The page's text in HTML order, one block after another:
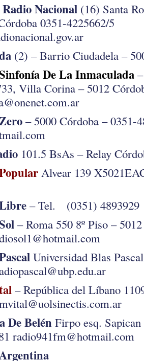
Nacional (16) Santa
0351-4225662/5
(2) – Barrio Ciudadela –
De La Inmaculada
Villa Corina – 5012
– 5000 Córdoba – 0351-
101.5 BsAs – Relay
Alvear 139
– Tel. (0351) 4893929
– Roma 550 8º Piso –
Universidad Blas
– República del Líbano
De Belén Firpo esq.
radio941fm@hotmail.com